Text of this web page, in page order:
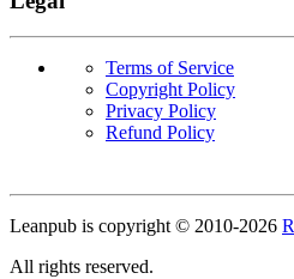
Terms of Service
Copyright Policy
Privacy Policy
Refund Policy
Leanpub is copyright © 2010-2026
All rights reserved.